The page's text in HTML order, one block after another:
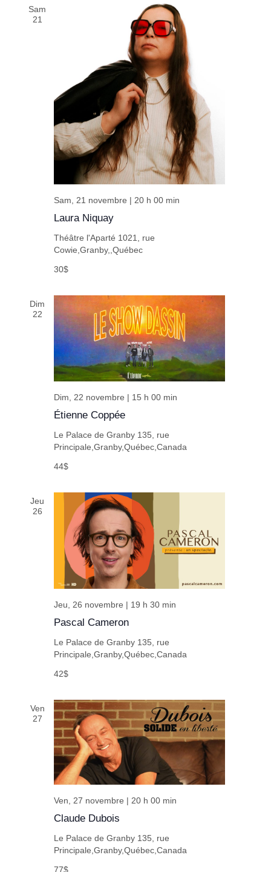
Sam
21
Laura Niquay
Sam, 21 novembre | 20 h 00 min
Théâtre l'Aparté 1021, rue
Cowie,Granby,,Québec
30$
Dim
22
Étienne Coppée
Dim, 22 novembre | 15 h 00 min
Le Palace de Granby 135, rue
Principale,Granby,Québec,Canada
44$
Jeu
26
Pascal Cameron
Jeu, 26 novembre | 19 h 30 min
Le Palace de Granby 135, rue
Principale,Granby,Québec,Canada
42$
Ven
27
Claude Dubois
Ven, 27 novembre | 20 h 00 min
Le Palace de Granby 135, rue
Principale,Granby,Québec,Canada
77$